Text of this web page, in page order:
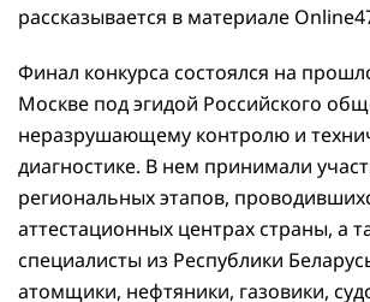
рассказывается в материале
Финал конкурса состоялся на
Москве под эгидой Российского
неразрушающему контролю и
диагностике. В нем принимали
региональных этапов,
аттестационных центрах страны, а
специалисты из Республики
атомщики, нефтяники, газовики,